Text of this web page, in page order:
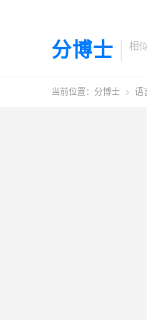
分博士 相
当前位置： 分博士  语